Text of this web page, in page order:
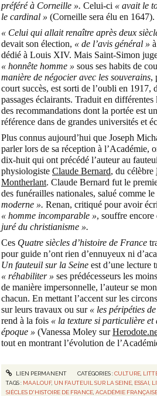
préféré à Corneille ». Celui-ci « avait le
le cardinal » (Corneille sera élu en 1647).
« Celui qui allait renaître après deux
devait son élection, « de l’avis général »
dédié à Louis XIV. Mais Saint-Simon
« honnête homme » sous ses habits de
manière de négocier avec les souverains,
court succès, est sorti de l’oubli en 1917,
passages éclairants. Traduit en
des recommandations dont la portée est
référence dans de grandes universités et
Plus connus aujourd’hui que Joseph
parler lors de sa réception à l’Académie,
dix-huit qui ont précédé l’auteur au
physiologiste Claude Bernard, du célèbre
Montherlant. Claude Bernard fut le
des funérailles nationales, salué comme le
moderne ». Renan, critiqué pour avoir
« homme incomparable », souffre encore
juré du christianisme ».
Ces Quatre siècles d’histoire de France
pour guide n’ont rien d’ennuyeux ni
Un fauteuil sur la Seine est d’une lecture
« réhabiliter » ses prédécesseurs les
de manière impersonnelle, l’auteur se
chacun. En mettant l’accent sur les
sur leurs travaux ou sur « les péripéties
rend à la fois « la texture si particulière et
époque » (Vanessa Moley sur
tout en montrant l’évolution de
LIEN PERMANENT CATÉGORIES :CULTURE,
TAGS : MAALOUF, UN FAUTEUIL SUR LA SEINE ESSAI
SIÈCLES D'HISTOIRE DE FRANCE ,ACADÉMIE